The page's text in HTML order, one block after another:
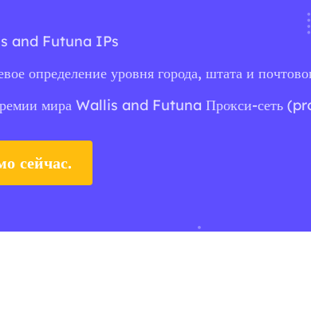
and Futuna IPs
определение уровня города, штата и
мира Wallis and Futuna Прокси-сеть
сейчас.